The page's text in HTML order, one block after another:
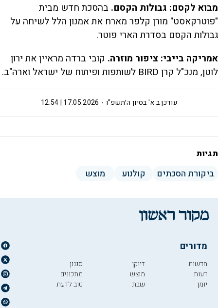
מבוא לקסם: גבולות הקסם. בהסכת חדש מבית
"פוטרקאסט" מורן קלפר מארח את אמנון הלל לשיחה על
גבולות הקסם בסדרת הארי פוטר.
אמריקה בייבי: ציפור מוזרה. קובי ברדה מראיין את ירון
לוטן, מנכ"ל קרן BIRD לשותפות ופיתוח של ישראל וארה"ב.
א' בסיון ה׳תשפ"ו 17.05.2026 | 12:54 עודכן ב
תגיות
ביקורת הסכתים קולנוע מוצש
מדורים
חדשות
דעות
יומן
דיוקן
מוצש
שבת
סגנון
מתכונים
טוב לדעת